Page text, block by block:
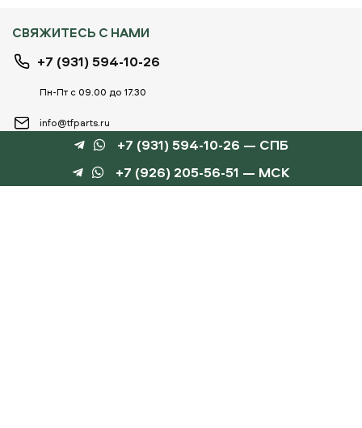
СВЯЖИТЕСЬ С НАМИ
+7 (931) 594-10-26
Пн-Пт с 09.00 до 17.30
info@tfparts.ru
ТЕХНОБОКС
+7 (931) 594-10-26 — СПБ
+7 (926) 205-56-51 — МСК